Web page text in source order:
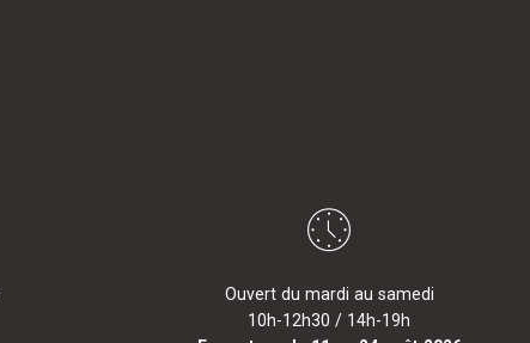
Ouvert du mardi au samedi
10h-12h30 / 14h-19h